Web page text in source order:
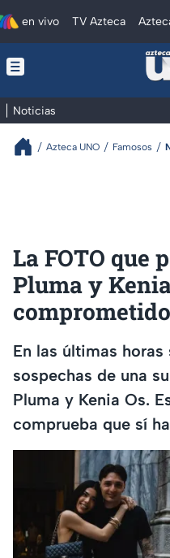
en vivo TV Azteca
Noticias
Azteca UNO Famosos
La FOTO que
Pluma y
En las últimas
sospechas de una
Pluma y Kenia Os.
comprueba que sí